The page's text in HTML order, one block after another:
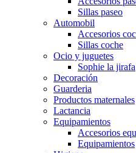
Sillas paseo
Automobil
Accesorios
Sillas coche
Ocio y juguetes
Sophie la jirafa
Decoración
Guarderia
Productos maternales
Lactancia
Equipamientos
Accesorios
Equipamientos